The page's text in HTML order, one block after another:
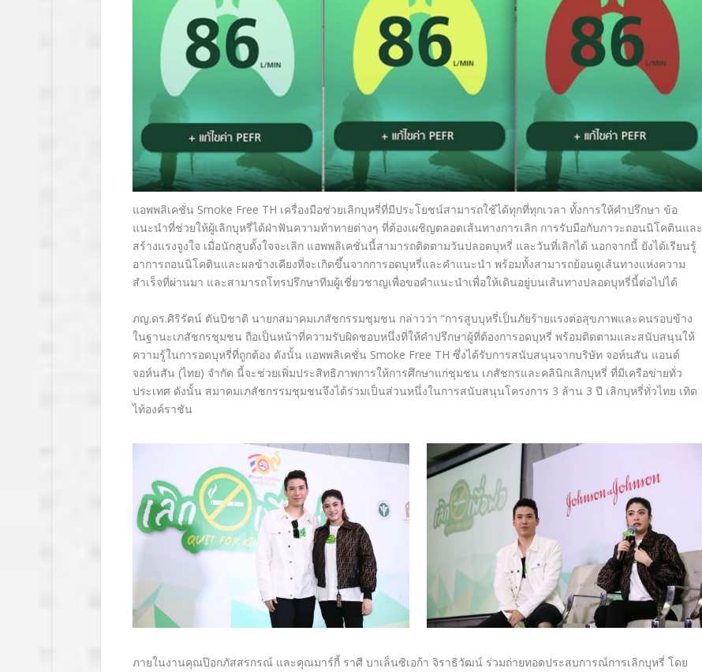
แอพพลิเคชั่น Smoke Free TH เครื่องมือช่วยเลิกบุหรี่ที่มีประโยชน์สามารถใช้ได้ทุกที่ทุกเวลา ทั้งการให้คำปรึกษา ข้อ
แนะนำที่ช่วยให้ผู้เลิกบุหรี่ได้ฝ่าฟันความท้าทายต่างๆ ที่ต้องเผชิญตลอดเส้นทางการเลิก การรับมือกับภาวะถอนนิโคตินและ
สร้างแรงจูงใจ เมื่อนักสูบตั้งใจจะเลิก แอพพลิเคชั่นนี้สามารถติดตามวันปลอดบุหรี่ และวันที่เลิกได้ นอกจากนี้ ยังได้เรียนรู้
อาการถอนนิโคตินและผลข้างเคียงที่จะเกิดขึ้นจากการอดบุหรี่และคำแนะนำ พร้อมทั้งสามารถย้อนดูเส้นทางแห่งความ
สำเร็จที่ผ่านมา และสามารถโทรปรึกษาทีมผู้เชี่ยวชาญเพื่อขอคำแนะนำเพื่อให้เดินอยู่บนเส้นทางปลอดบุหรี่นี้ต่อไปได้
ภญ.ดร.ศิริรัตน์ ตันปิชาติ นายกสมาคมเภสัชกรรมชุมชน กล่าวว่า “การสูบบุหรี่เป็นภัยร้ายแรงต่อสุขภาพและคนรอบข้าง
ในฐานะเภสัชกรชุมชน ถือเป็นหน้าที่ความรับผิดชอบหนึ่งที่ให้คำปรึกษาผู้ที่ต้องการอดบุหรี่ พร้อมติดตามและสนับสนุนให้
ความรู้ในการอดบุหรี่ที่ถูกต้อง ดังนั้น แอพพลิเคชั่น Smoke Free TH ซึ่งได้รับการสนับสนุนจากบริษัท จอห์นสัน แอนด์
จอห์นสัน (ไทย) จำกัด นี้จะช่วยเพิ่มประสิทธิภาพการให้การศึกษาแก่ชุมชน เภสัชกรและคลินิกเลิกบุหรี่ ที่มีเครือข่ายทั่ว
ประเทศ ดังนั้น สมาคมเภสัชกรรมชุมชนจึงได้ร่วมเป็นส่วนหนึ่งในการสนับสนุนโครงการ 3 ล้าน 3 ปี เลิกบุหรี่ทั่วไทย เทิด
ไท้องค์ราชัน
ภายในงานคุณป๊อกภัสสรกรณ์ และคุณมาร์กี้ ราศี บาเล็นซิเอก้า จิราธิวัฒน์ ร่วมถ่ายทอดประสบการณ์การเลิกบุหรี่ โดย